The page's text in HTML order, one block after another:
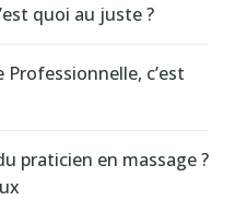
quoi au juste ?
c’est
praticien en massage ?